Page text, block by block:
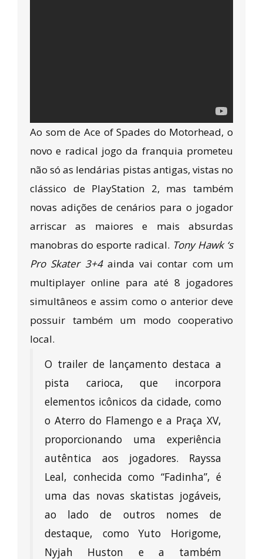
Ao som de Ace of Spades do Motorhead, o
novo e radical jogo da franquia prometeu
não só as lendárias pistas antigas, vistas no
clássico de PlayStation 2, mas também
novas adições de cenários para o jogador
arriscar as maiores e mais absurdas
manobras do esporte radical. Tony Hawk ‘s
Pro Skater 3+4ainda vai contar com um
multiplayer online para até 8 jogadores
simultâneos e assim como o anterior deve
possuir também um modo cooperativo
local.
O trailer de lançamento destaca a
pista carioca, que incorpora
elementos icônicos da cidade, como
o Aterro do Flamengo e a Praça XV,
proporcionando uma experiência
autêntica aos jogadores. Rayssa
Leal, conhecida como “Fadinha”, é
uma das novas skatistas jogáveis,
ao lado de outros nomes de
destaque, como Yuto Horigome,
Nyjah Huston e a também